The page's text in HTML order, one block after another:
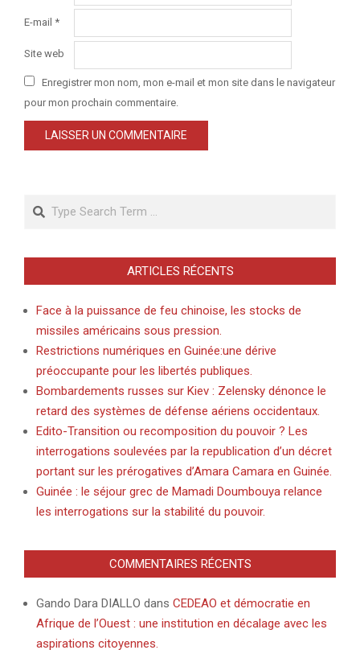
E-mail *
Site web
Enregistrer mon nom, mon e-mail et mon site dans le navigateur
pour mon prochain commentaire.
ARTICLES RÉCENTS
Face à la puissance de feu chinoise, les stocks de
missiles américains sous pression.
Restrictions numériques en Guinée:une dérive
préoccupante pour les libertés publiques.
Bombardements russes sur Kiev : Zelensky dénonce le
retard des systèmes de défense aériens occidentaux.
Edito-Transition ou recomposition du pouvoir ? Les
interrogations soulevées par la republication d’un décret
portant sur les prérogatives d’Amara Camara en Guinée.
Guinée : le séjour grec de Mamadi Doumbouya relance
les interrogations sur la stabilité du pouvoir.
COMMENTAIRES RÉCENTS
Gando Dara DIALLO dans CEDEAO et démocratie en
Afrique de l’Ouest : une institution en décalage avec les
aspirations citoyennes.